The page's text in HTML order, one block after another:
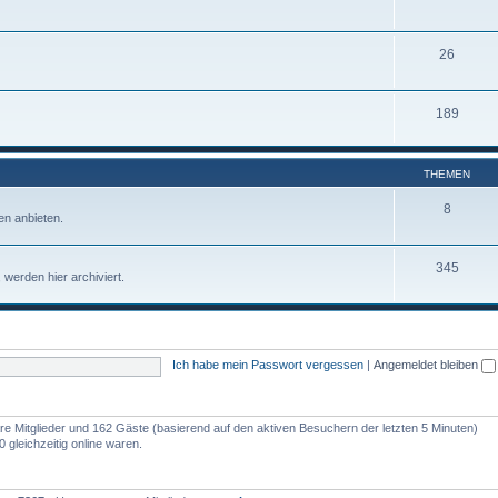
26
189
THEMEN
anbieten.
8
hier archiviert.
345
Ich habe mein Passwort vergessen Angemeldet bleiben
Mitglieder und 162 Gäste (basierend auf den aktiven Besuchern der letzten 5 Minuten)
online waren.